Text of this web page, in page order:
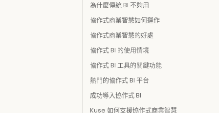
為什麼傳統 BI 不夠用
協作式商業智慧如何運作
協作式商業智慧的好處
協作式 BI 的使用情境
協作式 BI 工具的關鍵功能
熱門的協作式 BI 平台
成功導入協作式 BI
Kuse 如何支援協作式商業智慧